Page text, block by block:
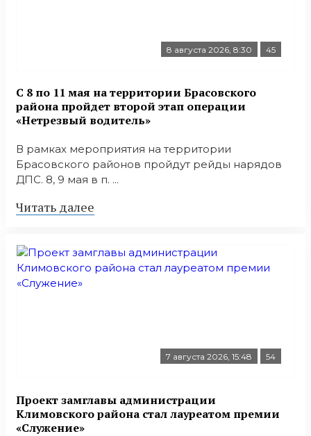
8 августа 2026, 8:30 45
С 8 по 11 мая на территории Брасовского
района пройдет второй этап операции
«Нетрезвый водитель»
В рамках мероприятия на территории
Брасовского районов пройдут рейды нарядов
ДПС. 8, 9 мая в п. ...
Читать далее
7 августа 2026, 15:48 54
Проект замглавы администрации
Климовского района стал лауреатом премии
«Служение»